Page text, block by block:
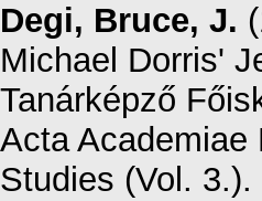
Degi, Bruce, J.
Michael Dorris'
Tanárképző
Acta Academiae
Studies (Vol.